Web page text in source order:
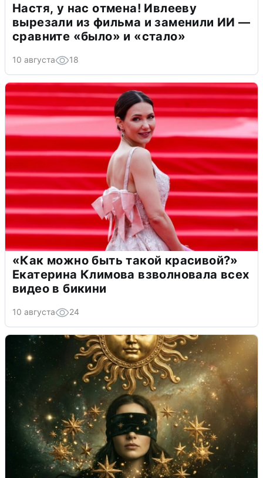
Настя, у нас отмена! Ивлееву
вырезали из фильма и заменили ИИ —
сравните «было» и «стало»
10 августа 18
«Как можно быть такой красивой?»
Екатерина Климова взволновала всех
видео в бикини
10 августа 24